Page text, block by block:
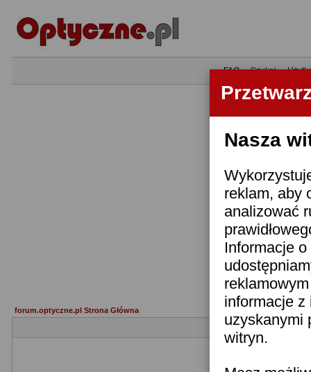
Nasza
reklam, aby
analizować
Informacje
informacje z
uzyskanymi
witryn.
•FAQ•Szukaj•
forum.optyczne.pl Strona Główna